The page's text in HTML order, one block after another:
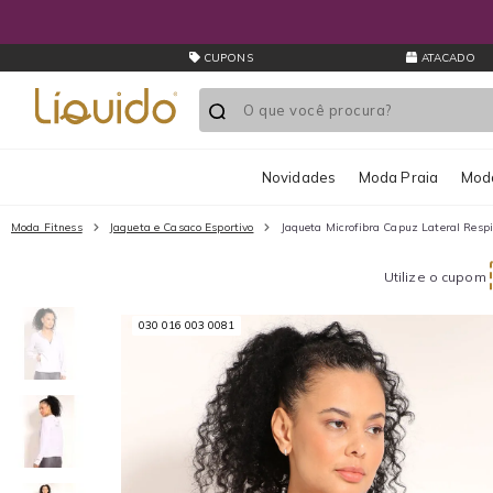
CUPONS ATACADO
Novidades Moda Praia
Moda Fitness Jaqueta e Casaco Esportivo Jaqueta Microfibra Capuz Lateral
Utilize o cupom
030 016 003 0081